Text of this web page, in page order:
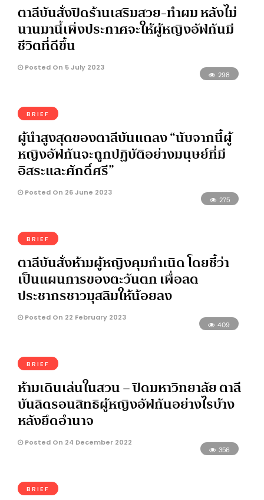
ตาลีบันสั่งปิดร้านเสริมสวย-ทำผม หลังไม่
นานมานี้เพิ่งประกาศจะให้ผู้หญิงอัฟกันมี
ชีวิตที่ดีขึ้น
Posted On 5 July 2023
298
BRIEF
ผู้นำสูงสุดของตาลีบันแถลง “นับจากนี้ผู้
หญิงอัฟกันจะถูกปฏิบัติอย่างมนุษย์ที่มี
อิสระและศักดิ์ศรี”
Posted On 26 June 2023
275
BRIEF
ตาลีบันสั่งห้ามผู้หญิงคุมกำเนิด โดยชี้ว่า
เป็นแผนการของตะวันตก เพื่อลด
ประชากรชาวมุสลิมให้น้อยลง
Posted On 22 February 2023
409
BRIEF
ห้ามเดินเล่นในสวน – ปิดมหาวิทยาลัย ตาลี
บันลิดรอนสิทธิผู้หญิงอัฟกันอย่างไรบ้าง
หลังยึดอำนาจ
Posted On 24 December 2022
356
BRIEF